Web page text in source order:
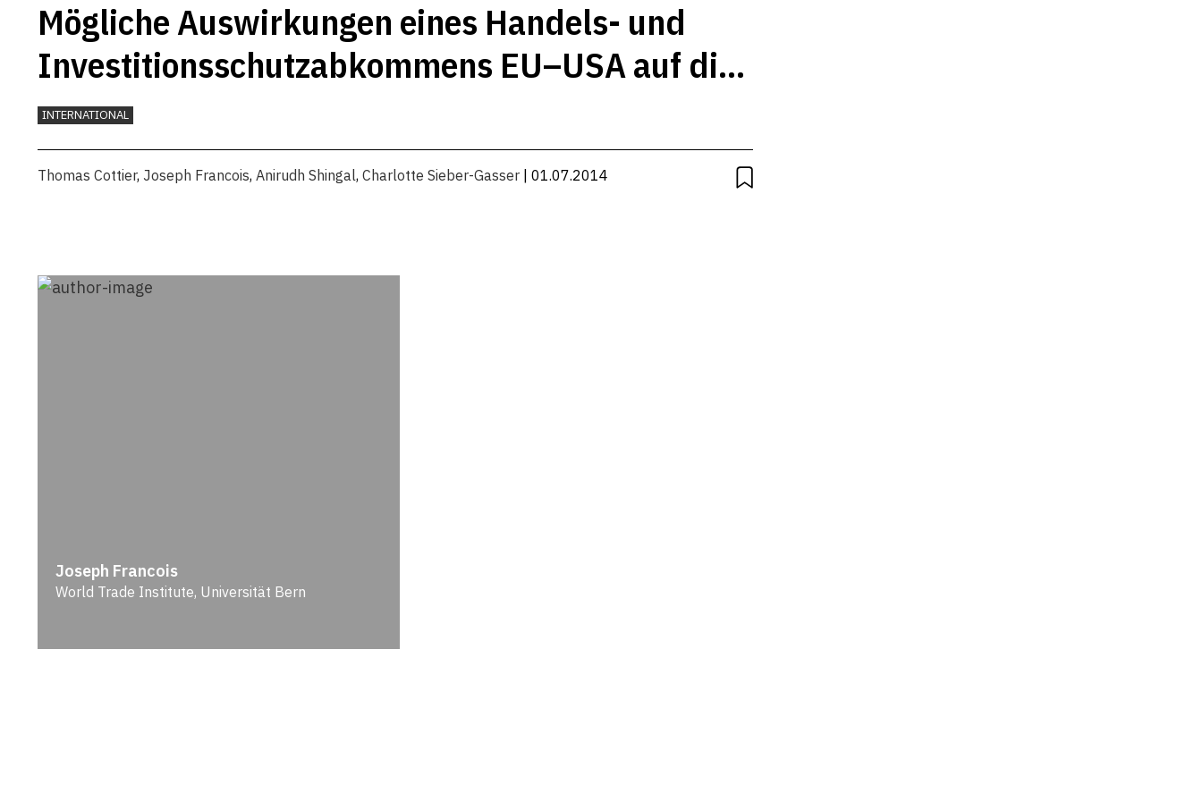
Mögliche Auswirkungen eines Handels- und
Investitionsschutzabkommens EU–USA auf die
Schweiz
INTERNATIONAL
Thomas Cottier, Joseph Francois, Anirudh Shingal, Charlotte Sieber-Gasser | 01.07.2014
Joseph Francois
World Trade Institute, Universität Bern